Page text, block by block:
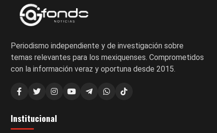
Periodismo independiente y de investigación sobre
temas relevantes para los mexiquenses. Comprometidos
con la información veraz y oportuna desde 2015.
Institucional